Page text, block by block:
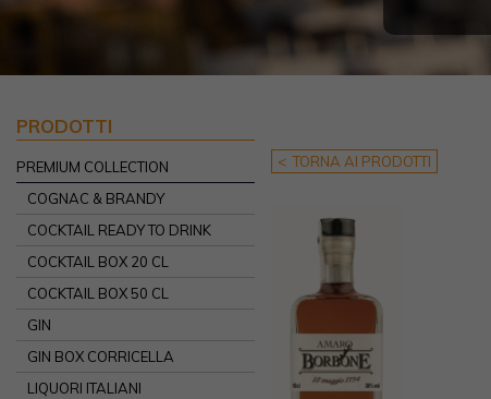
PRODOTTI
PREMIUM COLLECTION
COGNAC & BRANDY
COCKTAIL READY TO DRINK
COCKTAIL BOX 20 CL
COCKTAIL BOX 50 CL
GIN
GIN BOX CORRICELLA
LIQUORI ITALIANI
< TORNA AI PRODOTTI